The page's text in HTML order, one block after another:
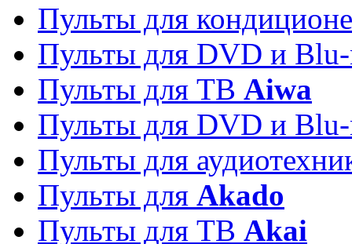
Пульты для
Пульты для DVD и
Пульты для ТВ Aiwa
Пульты для DVD и
Пульты для
Пульты для Akado
Пульты для ТВ Akai